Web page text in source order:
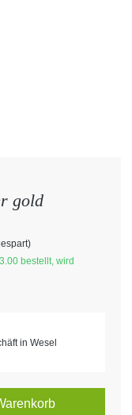
gold
bestellt, wird
in Wesel